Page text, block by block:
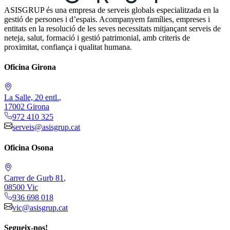
ASISGRUP és una empresa de serveis globals especialitzada en la
gestió de persones i d’espais. Acompanyem famílies, empreses i
entitats en la resolució de les seves necessitats mitjançant serveis de
neteja, salut, formació i gestió patrimonial, amb criteris de
proximitat, confiança i qualitat humana.
Oficina Girona
La Salle, 20 entl.,
17002 Girona
972 410 325
serveis@asisgrup.cat
Oficina Osona
Carrer de Gurb 81 ,
08500 Vic
936 698 018
vic@asisgrup.cat
Segueix-nos!